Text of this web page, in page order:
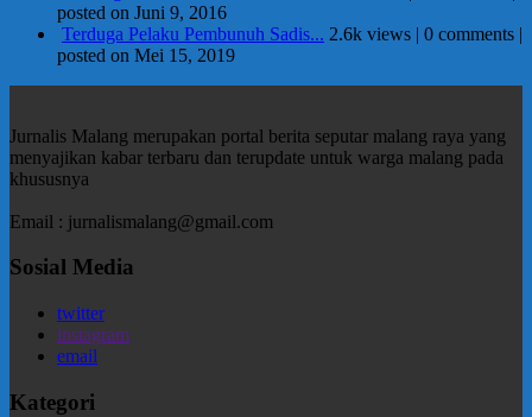
posted on Juni 9, 2016
Terduga Pelaku Pembunuh Sadis... 2.6k views | 0 comments |
posted on Mei 15, 2019
Jurnalis Malang merupakan portal berita seputar malang raya yang
menyajikan kabar terbaru dan terupdate untuk warga malang pada
khususnya
Email : jurnalismalang@gmail.com
Sosial Media
twitter
instagram
email
Kategori